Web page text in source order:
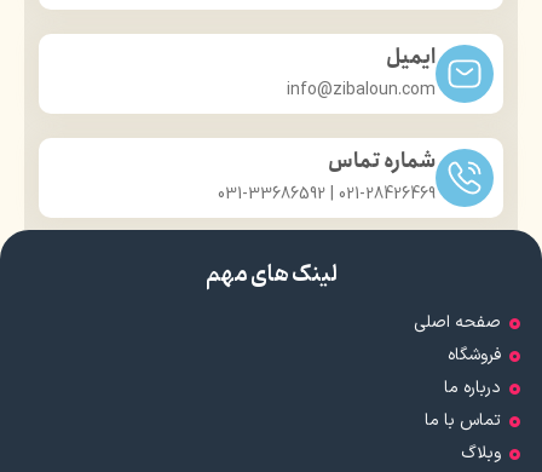
ایمیل
info@zibaloun.com
شماره تماس
021-28426469 | 031-33686592
لینک های مهم
صفحه اصلی
فروشگاه
درباره ما
تماس با ما
وبلاگ